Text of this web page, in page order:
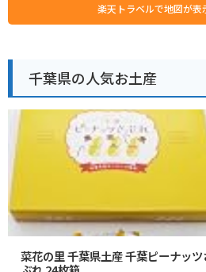
楽天トラベルで地図が表
千葉県の人気お土産
菜花の里 千葉県土産 千葉ピーナッツ